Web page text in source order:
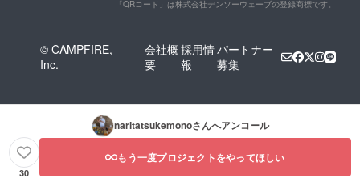
「QRコード」は株式会社デンソーウェーブの登録商標です。
© CAMPFIRE,
Inc.
会社概
要
採用情
報
パートナー
募集
naritatsukemonoさんへアンコール
30
もう一度プロジェクトをやってほしい